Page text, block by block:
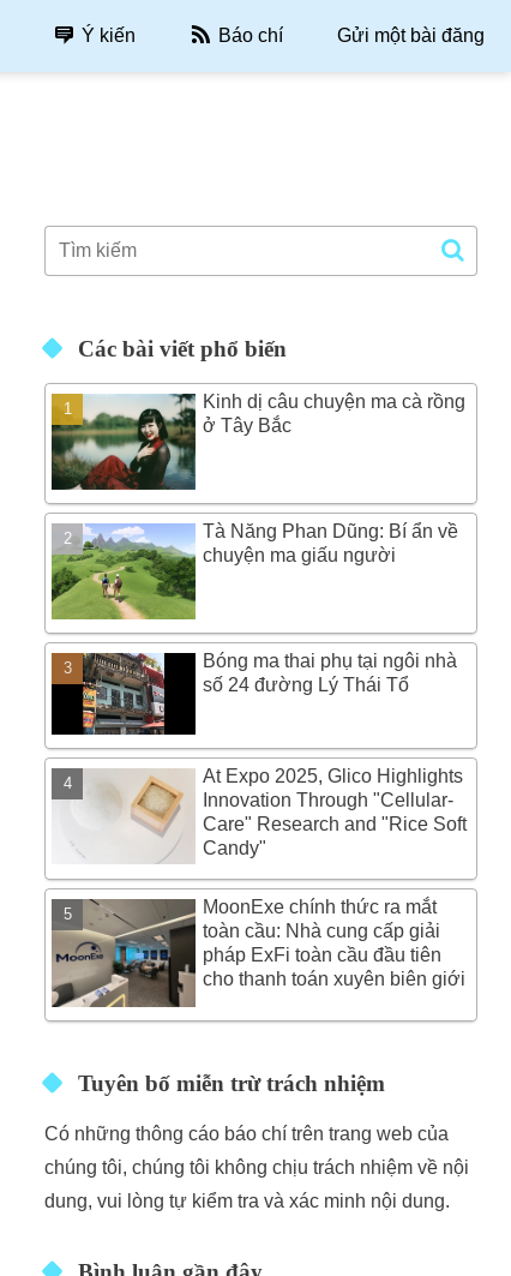
Ý kiến Báo chí Gửi một bài đăng
Các bài viết phổ biến
Kinh dị câu chuyện ma cà rồng
ở Tây Bắc
Tà Năng Phan Dũng: Bí ẩn về
chuyện ma giấu người
Bóng ma thai phụ tại ngôi nhà
số 24 đường Lý Thái Tổ
At Expo 2025, Glico Highlights
Innovation Through "Cellular-
Care" Research and "Rice Soft
Candy"
MoonExe chính thức ra mắt
toàn cầu: Nhà cung cấp giải
pháp ExFi toàn cầu đầu tiên
cho thanh toán xuyên biên giới
Tuyên bố miễn trừ trách nhiệm
Có những thông cáo báo chí trên trang web của
chúng tôi, chúng tôi không chịu trách nhiệm về nội
dung, vui lòng tự kiểm tra và xác minh nội dung.